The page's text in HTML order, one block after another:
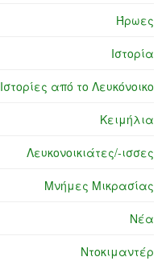
Ήρωες
Ιστορία
Ιστορίες από το Λευκόνοικο
Κειμήλια
Λευκονοικιάτες/-ισσες
Μνήμες Μικρασίας
Νέα
Ντοκιμαντέρ